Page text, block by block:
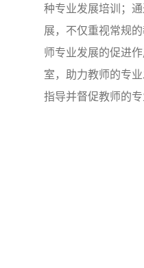
种专业发展培训；
展，不仅重视常规
师专业发展的促进
室，助力教师的专
指导并督促教师的专